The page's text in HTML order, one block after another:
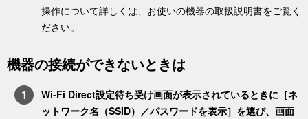
操作について詳しくは、お使いの機器の取扱説明書をご覧く
ださい。
機器の接続ができないときは
Wi-Fi Direct設定待ち受け画面が表示されているときに［ネ
ットワーク名（SSID）／パスワードを表示］を選び、画面